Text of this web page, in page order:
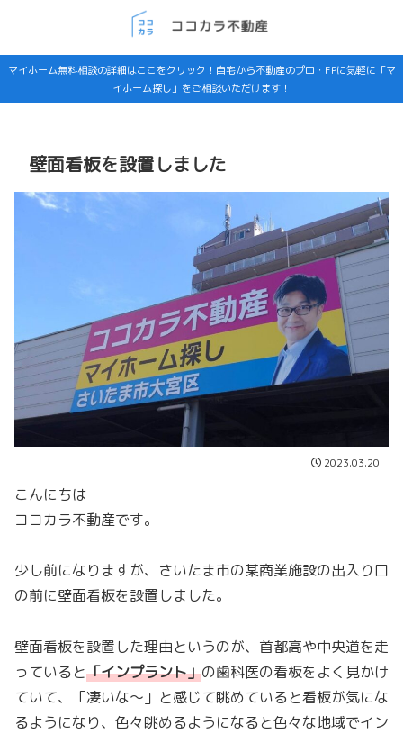
マイホーム無料相談の詳細はここをクリック！自宅から不動産のプロ・FPに気軽に「マ
イホーム探し」をご相談いただけます！
壁面看板を設置しました
2023.03.20
こんにちは
ココカラ不動産です。
少し前になりますが、さいたま市の某商業施設の出入り口
の前に壁面看板を設置しました。
壁面看板を設置した理由というのが、首都高や中央道を走
っていると「インプラント」の歯科医の看板をよく見かけ
ていて、「凄いな〜」と感じて眺めていると看板が気にな
るようになり、色々眺めるようになると色々な地域でイン